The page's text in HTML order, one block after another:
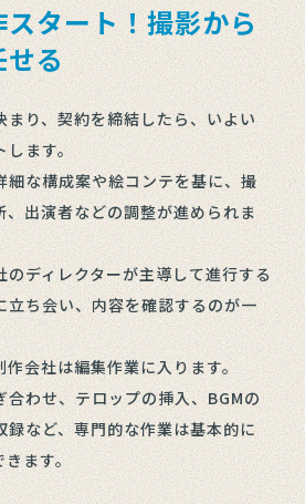
タート！撮影から
せる
まり、契約を締結したら、いよい
ます。
細な構成案や絵コンテを基に、撮
、出演者などの調整が進められま
のディレクターが主導して進行する
立ち会い、内容を確認するのが一
会社は編集作業に入ります。
合わせ、テロップの挿入、BGMの
録など、専門的な作業は基本的に
ます。